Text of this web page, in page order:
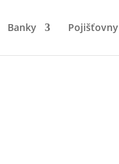
Banky Pojišťovny